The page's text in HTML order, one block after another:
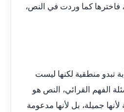
فاخترها كما وردت في النص،
تبدو منطقية لكنها ليست
الفهم القرائي، النص هو
جميلة، بل لأنها مدعومة